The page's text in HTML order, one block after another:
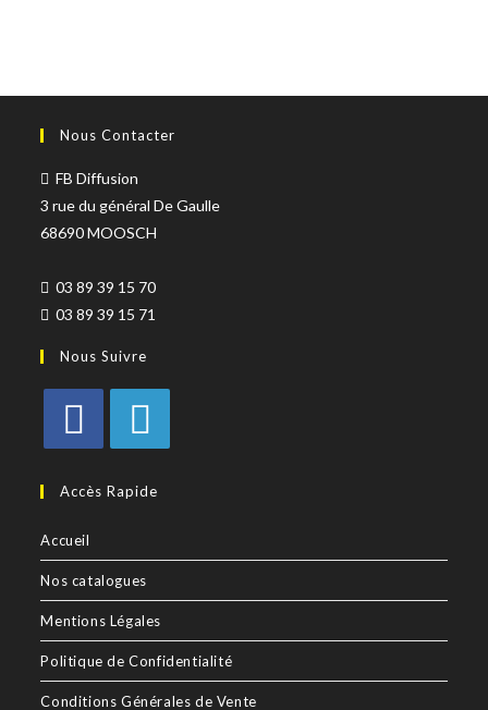
Nous Contacter
FB Diffusion
3 rue du général De Gaulle
68690 MOOSCH
03 89 39 15 70
03 89 39 15 71
Nous Suivre
Accès Rapide
Accueil
Nos catalogues
Mentions Légales
Politique de Confidentialité
Conditions Générales de Vente